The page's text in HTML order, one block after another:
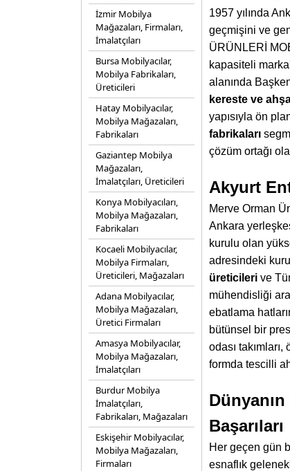
İzmir Mobilya
Mağazaları, Firmaları,
İmalatçıları
Bursa Mobilyacılar,
Mobilya Fabrikaları,
Üreticileri
Hatay Mobilyacılar,
Mobilya Mağazaları,
Fabrikaları
Gaziantep Mobilya
Mağazaları,
İmalatçıları, Üreticileri
Konya Mobilyacıları,
Mobilya Mağazaları,
Fabrikaları
Kocaeli Mobilyacılar,
Mobilya Firmaları,
Üreticileri, Mağazaları
Adana Mobilyacılar,
Mobilya Mağazaları,
Üretici Firmaları
Amasya Mobilyacılar,
Mobilya Mağazaları,
İmalatçıları
Burdur Mobilya
İmalatçıları,
Fabrikaları, Mağazaları
Eskişehir Mobilyacılar,
Mobilya Mağazaları,
Firmaları
1957 yılında
geçmişini ve
ÜRÜNLERİ
kapasiteli
alanında
kereste ve
yapısıyla ön
fabrikaları
çözüm ortağı
Akyurt
Merve Orman
Ankara
kurulu olan
adresindeki
üreticileri ve
mühendisliği
ebatlama
bütünsel bir
odası
formda tescilli
Başarıları
Her geçen gün
esnaflık